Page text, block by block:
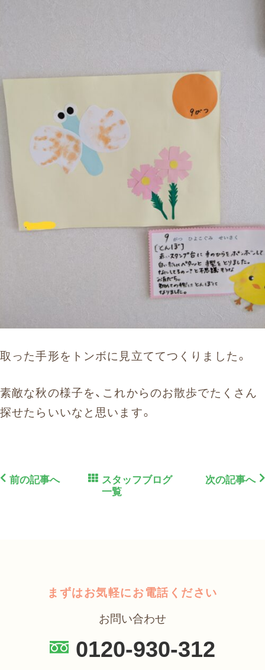
取った手形をトンボに見立ててつくりました。
素敵な秋の様子を、これからのお散歩でたくさん
探せたらいいなと思います。
前の記事へ
スタッフブログ
一覧
次の記事へ
まずはお気軽にお電話ください
お問い合わせ
0120-930-312